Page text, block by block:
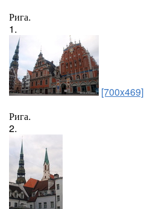
Рига.
1.
[700x469]
Рига.
2.